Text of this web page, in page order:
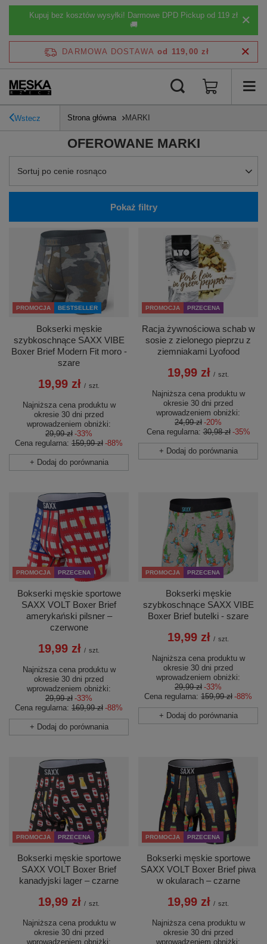
Kupuj bez kosztów wysyłki! Darmowe DPD Pickup od 119 zł
🚚
DARMOWA DOSTAWA od 119,00 zł
Wstecz Strona główna MARKI
OFEROWANE MARKI
Zmień sortowanie
Sortuj po cenie rosnąco
Pokaż filtry
PROMOCJA BESTSELLER
Bokserki męskie
szybkoschnące SAXX VIBE
Boxer Brief Modern Fit moro -
szare
19,99 zł / szt.
Najniższa cena produktu w
okresie 30 dni przed
wprowadzeniem obniżki:
29,99 zł -33%
Cena regularna: 159,99 zł -88%
+ Dodaj do porównania
PROMOCJA PRZECENA
Racja żywnościowa schab w
sosie z zielonego pieprzu z
ziemniakami Lyofood
19,99 zł / szt.
Najniższa cena produktu w
okresie 30 dni przed
wprowadzeniem obniżki:
24,99 zł -20%
Cena regularna:30,98 zł -35%
+ Dodaj do porównania
PROMOCJA PRZECENA
Bokserki męskie sportowe
SAXX VOLT Boxer Brief
amerykański pilsner –
czerwone
19,99 zł / szt.
Najniższa cena produktu w
okresie 30 dni przed
wprowadzeniem obniżki:
29,99 zł -33%
Cena regularna: 169,99 zł -88%
+ Dodaj do porównania
PROMOCJA PRZECENA
Bokserki męskie
szybkoschnące SAXX VIBE
Boxer Brief butelki - szare
19,99 zł / szt.
Najniższa cena produktu w
okresie 30 dni przed
wprowadzeniem obniżki:
29,99 zł -33%
Cena regularna: 159,99 zł -88%
+ Dodaj do porównania
PROMOCJA PRZECENA
Bokserki męskie sportowe
SAXX VOLT Boxer Brief
kanadyjski lager – czarne
19,99 zł / szt.
Najniższa cena produktu w
okresie 30 dni przed
wprowadzeniem obniżki:
PROMOCJA PRZECENA
Bokserki męskie sportowe
SAXX VOLT Boxer Brief piwa
w okularach – czarne
19,99 zł / szt.
Najniższa cena produktu w
okresie 30 dni przed
wprowadzeniem obniżki: